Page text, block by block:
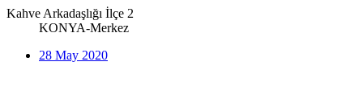
Kahve Arkadaşlığı İlçe 2
KONYA-Merkez
28 May 2020